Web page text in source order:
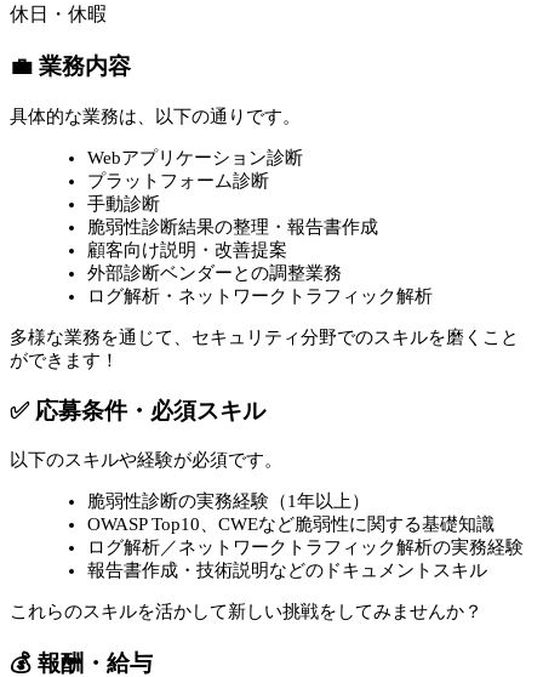
休日・休暇
💼 業務内容
具体的な業務は、以下の通りです。
Webアプリケーション診断
プラットフォーム診断
手動診断
脆弱性診断結果の整理・報告書作成
顧客向け説明・改善提案
外部診断ベンダーとの調整業務
ログ解析・ネットワークトラフィック解析
多様な業務を通じて、セキュリティ分野でのスキルを磨くこと
ができます！
✅ 応募条件・必須スキル
以下のスキルや経験が必須です。
脆弱性診断の実務経験（1年以上）
OWASP Top10、CWEなど脆弱性に関する基礎知識
ログ解析／ネットワークトラフィック解析の実務経験
報告書作成・技術説明などのドキュメントスキル
これらのスキルを活かして新しい挑戦をしてみませんか？
💰 報酬・給与